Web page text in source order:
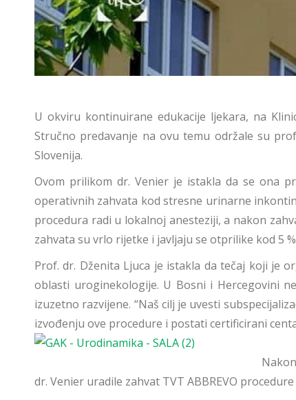
U okviru kontinuirane edukacije ljekara, na
Stručno predavanje na ovu temu održale su
Slovenija.
Ovom prilikom dr. Venier je istakla da se ona
operativnih zahvata kod stresne urinarne
procedura radi u lokalnoj anesteziji, a nakon
zahvata su vrlo rijetke i javljaju se otprilike kod 5
Prof. dr. Dženita Ljuca je istakla da tečaj koji je
oblasti uroginekologije. U Bosni i Hercegovini
izuzetno razvijene. “Naš cilj je uvesti
izvođenju ove procedure i postati certificirani
dr. Venier uradile zahvat TVT ABBREVO